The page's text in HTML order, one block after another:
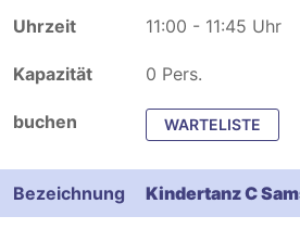
11:00 - 11:45 Uhr
0 Pers.
WARTELISTE
Kindertanz C